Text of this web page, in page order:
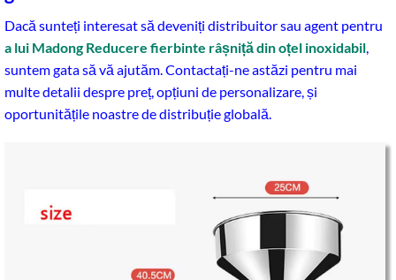
Dacă sunteți interesat să deveniți distribuitor sau agent pentru
a lui Madong Reducere fierbinte râșniță din oțel inoxidabil,
suntem gata să vă ajutăm. Contactați-ne astăzi pentru mai
multe detalii despre preț, opțiuni de personalizare, și
oportunitățile noastre de distribuție globală.